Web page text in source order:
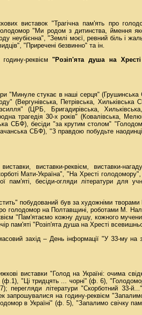
виставок "Трагічна пам'ять про
"Ми родом з дитинства, ймення
неубієнна", "Землі моєї, ревний біль і
"Приречені безвинно" та ін.
годину-реквієм"Розіп'ята душа на
"Минуле стукає в наші серця"
(Вергунівська, Петрівська, Хильківська
(ЦРБ, Бригадирівська, Хильківська,
трагедія 30-х років" (Ковалівська,
СБФ), бесіди "за крутим столом"
СБФ), "З правдою побудьте
виставки-реквієм, виставки-
Мати-Україна", "На Хресті
пам'яті, бесіди-огляди літератури для
побудований був за художніми
голодомор на Полтавщині, роботами М.
"Пам'ятаємо кожну душу, кожного
пам'яті "Розіп'ята душа на Хресті
захід – День інформації "У 33-му на
виставки "Голод на Україні: очима
(ф.1), "Ці тридцять ... чорні" (ф. 6),
перегляди літератури "Скорботний 33-
запрошувалися на годину-реквієм
в Україні" (ф. 5), "Запалимо свічку